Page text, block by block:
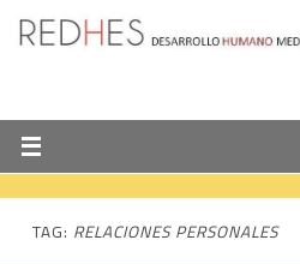
TAG: RELACIONES PERSONALES